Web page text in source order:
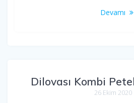
Devamı
Dilovası Kombi
26 Ekim 2020